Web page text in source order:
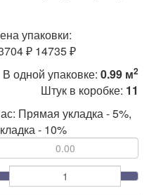
упаковки:
₽ 14735 ₽
В одной упаковке: 0.99 м2
Штук в коробке: 11
Прямая укладка - 5%,
- 10%